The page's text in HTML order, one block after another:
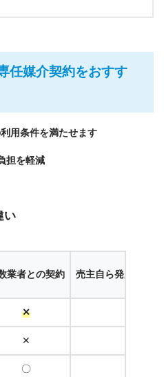
任媒介契約をおすす
用条件を満たせます
担を軽減
い
業者との契約 売主自ら発見した
✕
✕
〇